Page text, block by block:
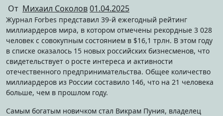
От Михаил Соколов01.04.2025
Журнал Forbes представил 39-й ежегодный рейтинг
миллиардеров мира, в котором отмечены рекордные 3 028
человек с совокупным состоянием в $16,1 трлн. В этом году
в списке оказалось 15 новых российских бизнесменов, что
свидетельствует о росте интереса и активности
отечественного предпринимательства. Общее количество
миллиардеров из России составило 146, что на 21 человека
больше, чем в прошлом году.
Самым богатым новичком стал Викрам Пуния, владелец